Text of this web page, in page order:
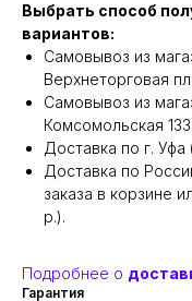
Выбрать способ
вариантов:
Самовывоз из
Верхнеторговая
Самовывоз из
Комсомольская
Доставка по г. Уфа
Доставка по
заказа в корзине
р.).
Подробнее о
Гарантия